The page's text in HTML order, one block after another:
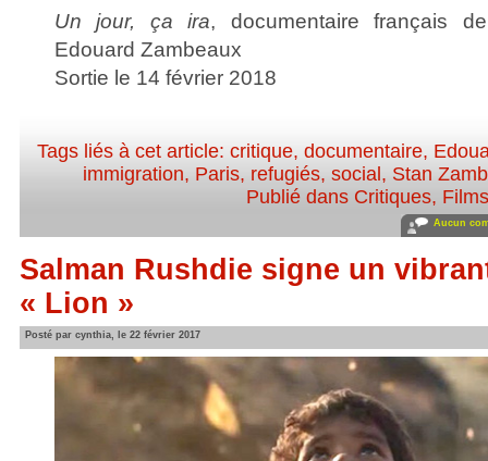
Un jour, ça ira, documentaire français
Edouard Zambeaux
Sortie le 14 février 2018
Tags liés à cet article:critique,documentaire,
immigration, Paris, refugiés,social , Stan
Publié dans Critiques,
Aucun
Salman Rushdie signe un
« Lion »
Posté par cynthia, le 22 février 2017